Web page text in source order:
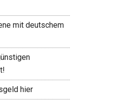
mit deutschem
hier